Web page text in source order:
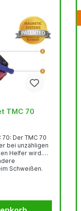
TMC 70
Der TMC 70
bei unzähligen
Helfer wird.
Schweißen.
zum
zum Fixieren